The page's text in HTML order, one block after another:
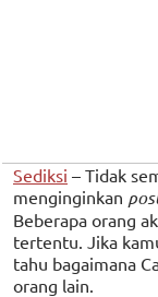
Sediksi – Tidak
menginginkan
Beberapa orang
tertentu. Jika
tahu bagaimana
orang lain.